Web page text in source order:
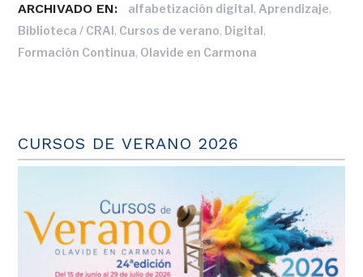
ARCHIVADO EN: alfabetización digital,Aprendizaje,
Biblioteca / CRAI, Cursos de verano, Digital,
Formación Continua, Olavide en Carmona
CURSOS DE VERANO 2026